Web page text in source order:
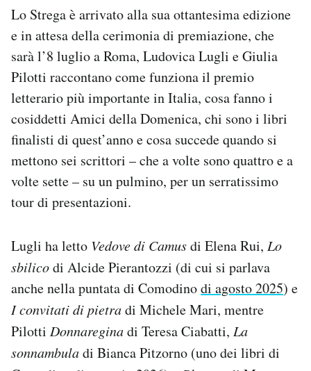
AREA PERSONALE
Lo Strega è arrivato alla sua ottantesima edizione
e in attesa della cerimonia di premiazione, che
sarà l’8 luglio a Roma, Ludovica Lugli e Giulia
Pilotti raccontano come funziona il premio
letterario più importante in Italia, cosa fanno i
cosiddetti Amici della Domenica, chi sono i libri
finalisti di quest’anno e cosa succede quando si
mettono sei scrittori – che a volte sono quattro e a
volte sette – su un pulmino, per un serratissimo
tour di presentazioni.
Lugli ha letto Vedove di Camusdi Elena Rui, Lo
sbilicodi Alcide Pierantozzi (di cui si parlava
anche nella puntata di Comodinodi agosto 2025) e
I convitati di pietradi Michele Mari, mentre
Pilotti Donnareginadi Teresa Ciabatti, La
sonnambuladi Bianca Pitzorno (uno dei libri di